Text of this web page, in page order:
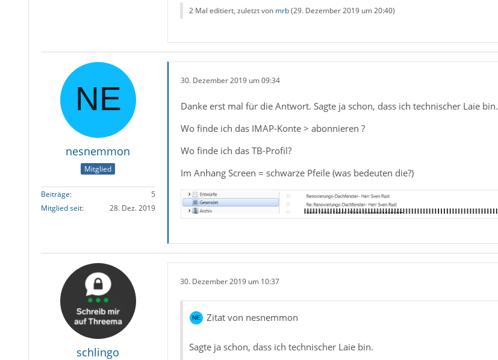
2 Mal editiert, zuletzt von mrb(29. Dezember 2019 um 20:40)
nesnemmon
Mitglied
Beiträge
5
Mitglied seit
28. Dez. 2019
30. Dezember 2019 um 09:34
Danke erst mal für die Antwort. Sagte ja schon, dass ich technischer Laie bin.
Wo finde ich das IMAP-Konte > abonnieren ?
Wo finde ich das TB-Profil?
Im Anhang Screen = schwarze Pfeile (was bedeuten die?)
schlingo
30. Dezember 2019 um 10:37
Zitat von nesnemmon
Sagte ja schon, dass ich technischer Laie bin.